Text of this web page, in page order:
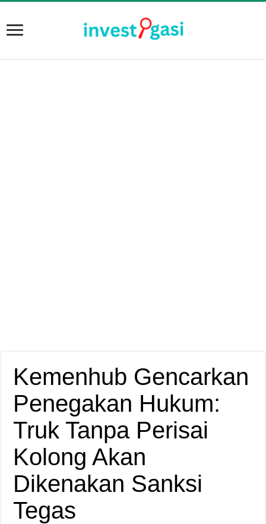
Kemenhub Gencarkan
Penegakan Hukum:
Truk Tanpa Perisai
Kolong Akan
Dikenakan Sanksi
Tegas